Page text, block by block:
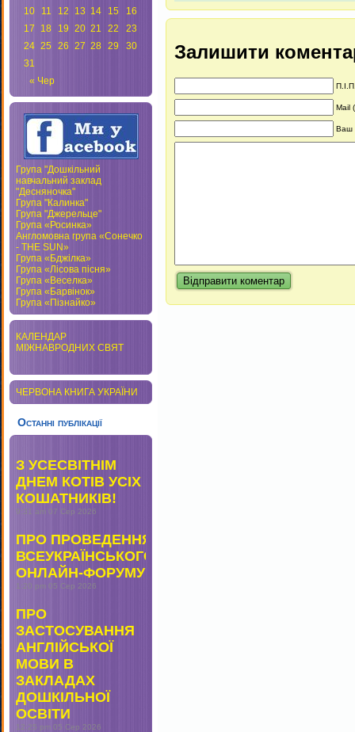
« Чер
10
11 12 13 14 15
16
17
18 19 20 21 22
23
24 25 26 27 28 29
30
31
Група "Дошкільний
навчальний заклад
"Десняночка"
Група "Калинка"
Група "Джерельце"
Група «Росинка»
Англомовна група «Сонечко
- THE SUN»
Група «Бджілка»
Група «Лісова пісня»
Група «Веселка»
Група «Барвінок»
Група «Пізнайко»
КАЛЕНДАР
МІЖНАВРОДНИХ СВЯТ
ЧЕРВОНА КНИГА УКРАЇНИ
Останні публікації
З УСЕСВІТНІМ
ДНЕМ КОТІВ УСІХ
КОШАТНИКІВ!
9:31 am 07 Сер 2026
ПРО ПРОВЕДЕННЯ
ВСЕУКРАЇНСЬКОГО
ОНЛАЙН-ФОРУМУ
1:20 pm 05 Сер 2026
ПРО
ЗАСТОСУВАННЯ
АНГЛІЙСЬКОЇ
МОВИ В
ЗАКЛАДАХ
ДОШКІЛЬНОЇ
ОСВІТИ
12:25 pm 05 Сер 2026
Залишити
Mail
Ваш